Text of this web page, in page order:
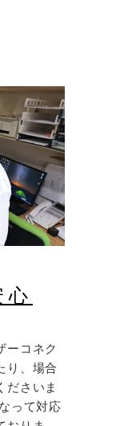
心
ーコネク
り、場合
ださいま
って対応